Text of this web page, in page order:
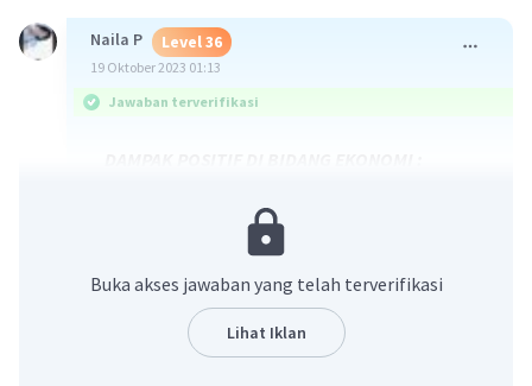
Naila P Level 36
19 Oktober 2023 01:13
Jawaban terverifikasi
Terciptanya Pertumbuhan Ekonomi
Nilai Ekspor dan Impor meningkat
kerja
Meningkatnya variasi Komoditas
Munculnya Bisnis pasar Online
Buka akses jawaban yang telah terverifikasi
Lihat Iklan